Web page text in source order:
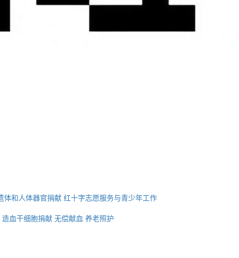
体和人体器官捐献 红十字志愿服务与青少年工作
造血干细胞捐献 无偿献血 养老照护